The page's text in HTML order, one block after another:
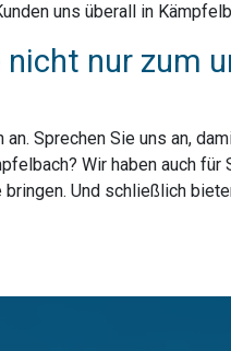
uns überall in
nur zum
Sprechen Sie uns an,
Wir haben auch für
Und schließlich